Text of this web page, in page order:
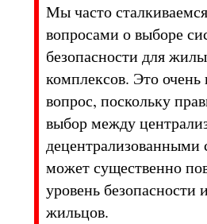
Мы часто
вопросами о выборе
безопасности для
комплексов. Это
вопрос, поскольку
выбор между
децентрализованными
может существенно
уровень безопасности
жильцов.